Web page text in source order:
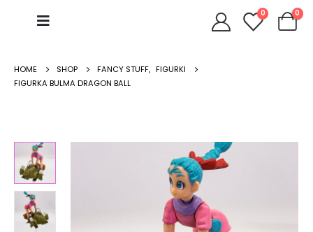
0 0
HOME SHOP FANCY STUFF, FIGURKI
FIGURKA BULMA DRAGON BALL